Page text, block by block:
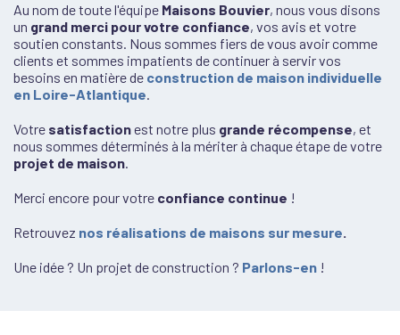
Au nom de toute l'équipe Maisons Bouvier, nous vous disons
un grand merci pour votre confiance, vos avis et votre
soutien constants. Nous sommes fiers de vous avoir comme
clients et sommes impatients de continuer à servir vos
besoins en matière de construction de maison individuelle
en Loire-Atlantique.
Votre satisfactionest notre plus grande récompense, et
nous sommes déterminés à la mériter à chaque étape de votre
projet de maison.
Merci encore pour votre confiance continue !
Retrouvez nos réalisations de maisons sur mesure.
Une idée ? Un projet de construction ? Parlons-en !